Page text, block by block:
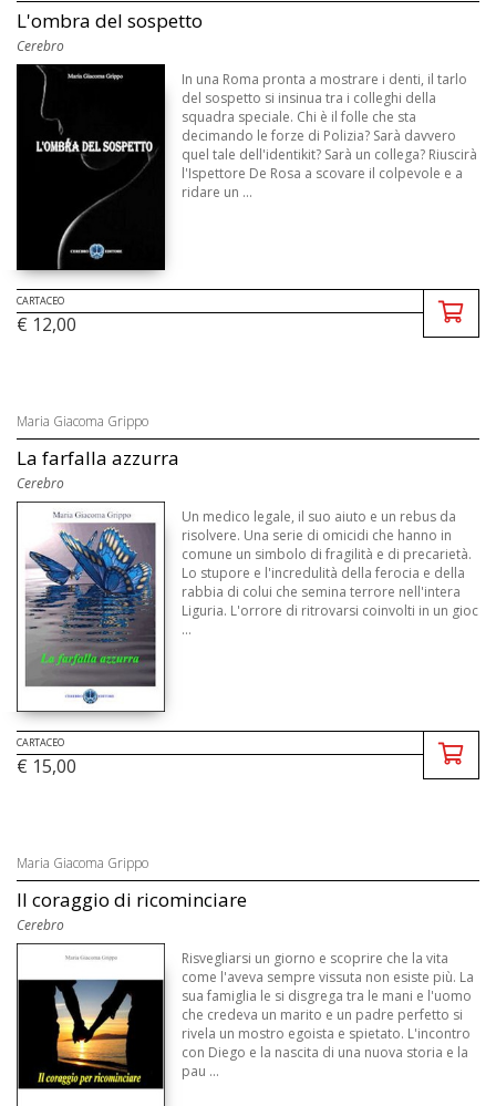
L'ombra del sospetto
Cerebro
In una Roma pronta a mostrare i denti, il tarlo
del sospetto si insinua tra i colleghi della
squadra speciale. Chi è il folle che sta
decimando le forze di Polizia? Sarà davvero
quel tale dell'identikit? Sarà un collega? Riuscirà
l'Ispettore De Rosa a scovare il colpevole e a
ridare un ...
CARTACEO
€ 12,00
Maria Giacoma Grippo
La farfalla azzurra
Cerebro
Un medico legale, il suo aiuto e un rebus da
risolvere. Una serie di omicidi che hanno in
comune un simbolo di fragilità e di precarietà.
Lo stupore e l'incredulità della ferocia e della
rabbia di colui che semina terrore nell'intera
Liguria. L'orrore di ritrovarsi coinvolti in un gioc
...
CARTACEO
€ 15,00
Maria Giacoma Grippo
Il coraggio di ricominciare
Cerebro
Risvegliarsi un giorno e scoprire che la vita
come l'aveva sempre vissuta non esiste più. La
sua famiglia le si disgrega tra le mani e l'uomo
che credeva un marito e un padre perfetto si
rivela un mostro egoista e spietato. L'incontro
con Diego e la nascita di una nuova storia e la
pau ...